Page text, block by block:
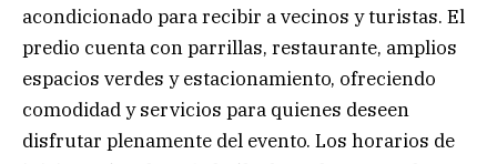
acondicionado para recibir a vecinos y turistas. El
predio cuenta con parrillas, restaurante, amplios
espacios verdes y estacionamiento, ofreciendo
comodidad y servicios para quienes deseen
disfrutar plenamente del evento. Los horarios de